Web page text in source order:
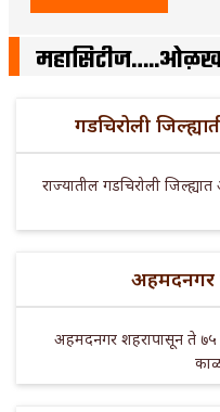
महासिटीज…..ओळख
गडचिरोली
राज्यातील गडचिरोली
अहमदनगर
अहमदनगर शहरापासून ते